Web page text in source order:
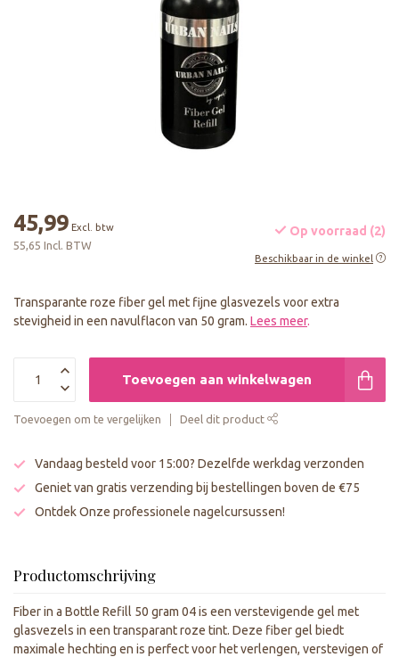
45,99 Excl. btw
55,65 Incl. BTW
Op voorraad (2)
Beschikbaar in de winkel
Transparante roze fiber gel met fijne glasvezels voor extra
stevigheid in een navulflacon van 50 gram. Lees meer.
Toevoegen aan winkelwagen
Toevoegen om te vergelijken Deel dit product
Vandaag besteld voor 15:00? Dezelfde werkdag verzonden
Geniet van gratis verzending bij bestellingen boven de €75
Ontdek Onze professionele nagelcursussen!
Productomschrijving
Fiber in a Bottle Refill 50 gram 04 is een verstevigende gel met
glasvezels in een transparant roze tint. Deze fiber gel biedt
maximale hechting en is perfect voor het verlengen, verstevigen of